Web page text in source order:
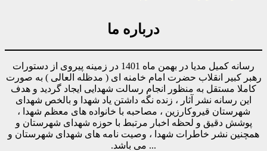
درباره ما
رسانه کمیل مدیا در بهمن ماه 1401 در زمینه پیروی از دستورات
رهبر کبیر انقلاب حضرت امام خامنه ای ( مدظله العالی ) به صورت
کاملا مستقل به منظور انجام رسالت شهدایی ایجاد گردید و هدف
این رسانه نشر آثار ، زنده نگه داشتن یاد شهدا و بالخص شهدای
شهرستان قیروکارزین ، مصاحبه با خانواده های معظم شهدا ،
پوشش دقیق و لحظه اخبار مرتبط با حوزه شهدای شهرستان و
همچنین نشر خاطرات شهدا ، وصیت نامه های شهدای شهرستان و
... می باشد.